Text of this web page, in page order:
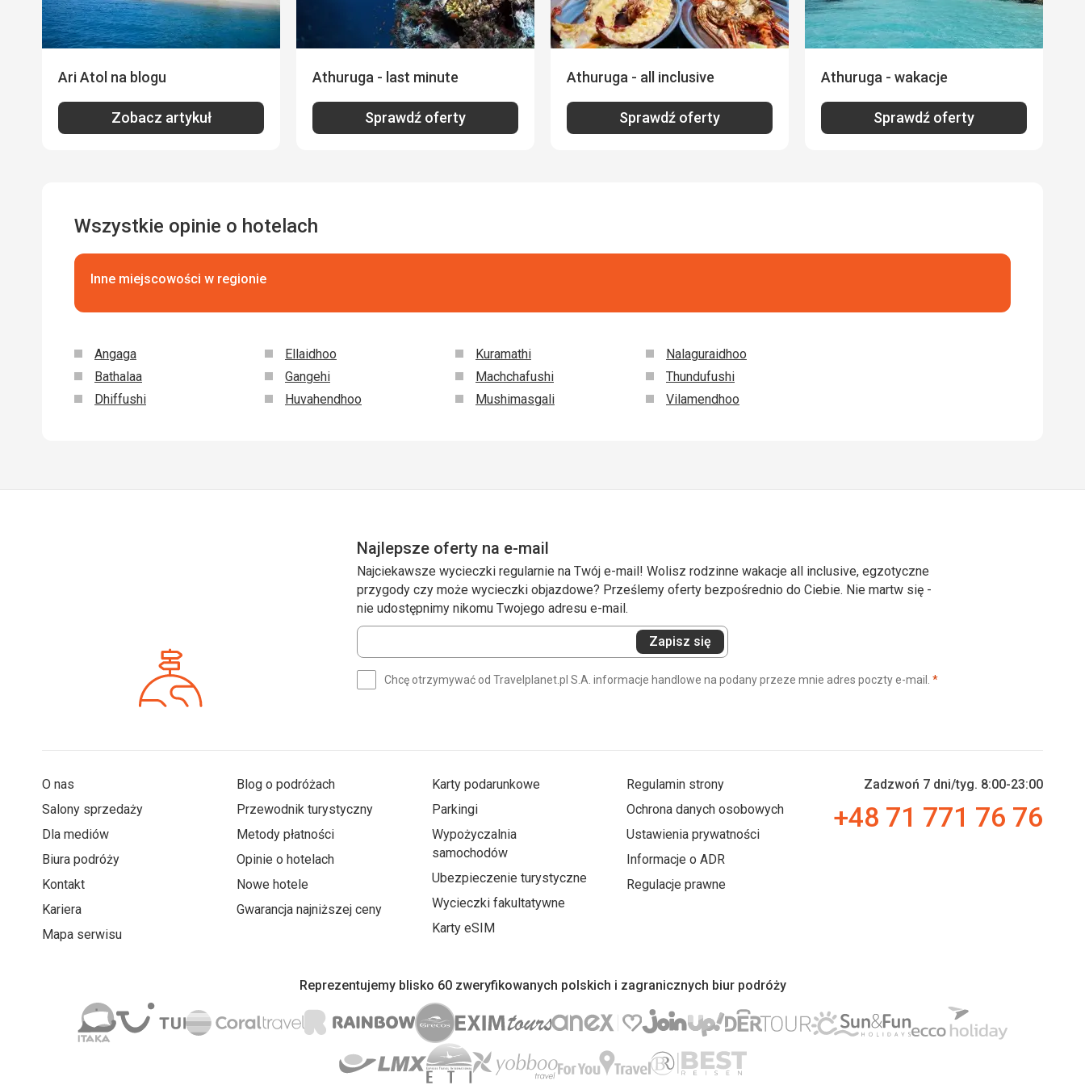
Ari Atol na blogu
Zobacz artykuł
Athuruga - last minute
Sprawdź oferty
Athuruga - all inclusive
Sprawdź oferty
Athuruga - wakacje
Sprawdź oferty
Wszystkie opinie o hotelach
Inne miejscowości w regionie
Angaga
Bathalaa
Dhiffushi
Ellaidhoo
Gangehi
Huvahendhoo
Kuramathi
Machchafushi
Mushimasgali
Nalaguraidhoo
Thundufushi
Vilamendhoo
Najlepsze oferty na e-mail
Najciekawsze wycieczki regularnie na Twój e-mail! Wolisz rodzinne wakacje all inclusive, egzotyczne
przygody czy może wycieczki objazdowe? Prześlemy oferty bezpośrednio do Ciebie. Nie martw się -
nie udostępnimy nikomu Twojego adresu e-mail.
Wprowadź
swój
Zapisz się
Chcę otrzymywać od Travelplanet.pl S.A. informacje handlowe na podany przeze mnie adres poczty e-mail. *(wymagane)
O nas
Salony sprzedaży
Dla mediów
Biura podróży
Kontakt
Kariera
Mapa serwisu
Blog o podróżach
Przewodnik turystyczny
Metody płatności
Opinie o hotelach
Nowe hotele
Gwarancja najniższej ceny
Karty podarunkowe
Parkingi
Wypożyczalnia
samochodów
Ubezpieczenie turystyczne
Wycieczki fakultatywne
Karty eSIM
Regulamin strony
Ochrona danych osobowych
Ustawienia prywatności
Informacje o ADR
Regulacje prawne
Zadzwoń 7 dni/tyg. 8:00-23:00
+48 71 771 76 76
Reprezentujemy blisko 60 zweryfikowanych polskich i zagranicznych biur podróży